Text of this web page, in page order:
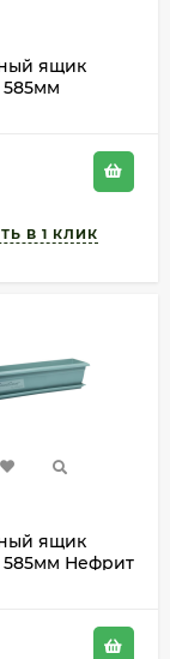
ящик
ящик
585мм Нефрит